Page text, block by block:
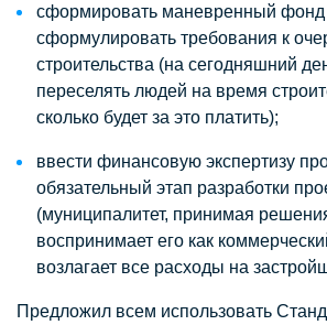
сформировать маневренный фонд
сформулировать требования к
строительства (на сегодняшний
переселять людей на время
сколько будет за это платить);
ввести финансовую экспертизу
обязательный этап разработки
(муниципалитет, принимая
воспринимает его как
возлагает все расходы на
Предложил всем использовать